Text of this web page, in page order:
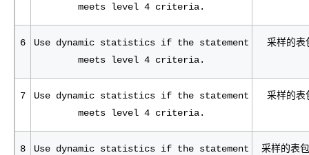
meets level 4 criteria.
6
Use dynamic statistics if the statement
meets level 4 criteria.
采样的表
7
Use dynamic statistics if the statement
meets level 4 criteria.
采样的表
8
Use dynamic statistics if the statement
采样的表